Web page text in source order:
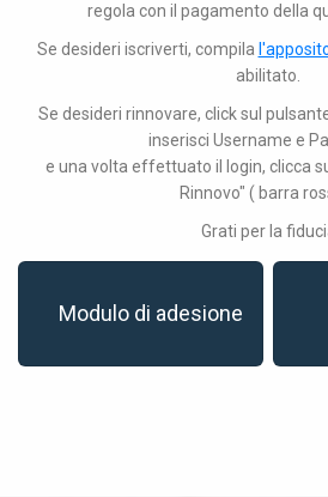
regola con il pagamento della
Se desideri iscriverti, compila
abilitato.
Se desideri rinnovare, click sul
inserisci Username e
e una volta effettuato il login, clicca
Rinnovo" ( barra
Grati per la
Modulo di adesione